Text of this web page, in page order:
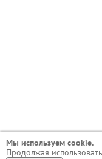
Мы используем сookie.
Продолжая